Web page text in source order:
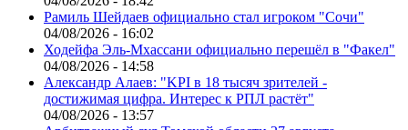
Рамиль Шейдаев официально стал игроком "Сочи"
04/08/2026 - 16:02
Ходейфа Эль-Мхассани официально перешёл в "Факел"
04/08/2026 - 14:58
Александр Алаев: "KPI в 18 тысяч зрителей -
достижимая цифра. Интерес к РПЛ растёт"
04/08/2026 - 13:57